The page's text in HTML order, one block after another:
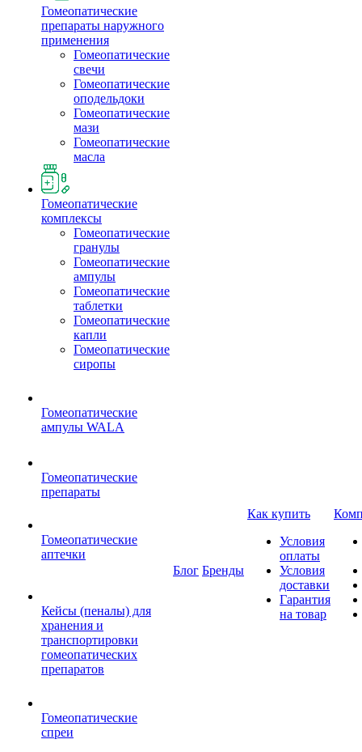
Гомеопатические
препараты наружного
применения
Гомеопатические
свечи
Гомеопатические
оподельдоки
Гомеопатические
мази
Гомеопатические
масла
Гомеопатические
комплексы
Гомеопатические
гранулы
Гомеопатические
ампулы
Гомеопатические
таблетки
Гомеопатические
капли
Гомеопатические
сиропы
Гомеопатические
ампулы WALA
Гомеопатические
препараты
Гомеопатические
аптечки
Кейсы (пеналы) для
хранения и
транспортировки
гомеопатических
препаратов
Гомеопатические
спреи
Блог Бренды
Как купить
Условия
оплаты
Условия
доставки
Гарантия
на товар